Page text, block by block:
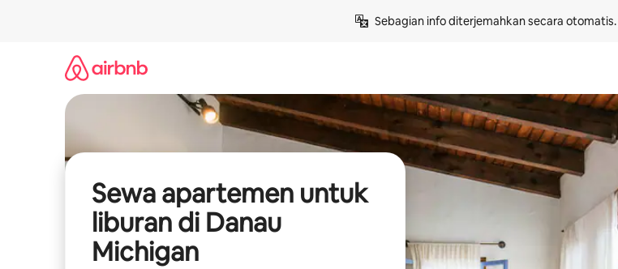
Sebagian info diterjemahkan secara otomatis.
Sewa apartemen untuk
liburan di Danau
Michigan